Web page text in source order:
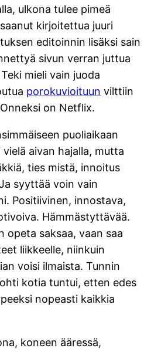
ulkona tulee pimeä
kirjoitettua juuri
editoinnin lisäksi sain
sivun verran juttua
mieli vain juoda
porokuvioituun vilttiin
on Netflix.
puoliaikaan
vielä aivan hajalla, mutta
ties mistä, innoitus
syyttää voin vain
Positiivinen, innostava,
Hämmästyttävää.
opeta saksaa, vaan saa
liikkeelle, niinkuin
voisi ilmaista. Tunnin
kotia tuntui, etten edes
nopeasti kaikkia
koneen ääressä,